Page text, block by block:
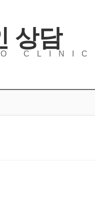
상담
CLINIC